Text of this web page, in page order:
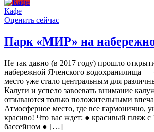
Кафе
Оценить сейчас
Парк «МИР» на
Не так давно (в 2017 году) прошло
набережной Яченского водохранилища
место уже стало центральным для
Калуги и успело завоевать внимание
отзываются только положительными
Атмосферное место, где все гармонично,
красиво! Что вас ждет: ● красивый пляж
бассейном ● […]